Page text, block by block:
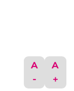
A
-
A
+